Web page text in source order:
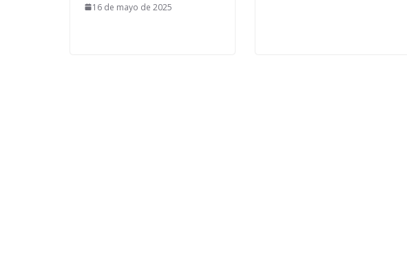
16 de mayo de 2025